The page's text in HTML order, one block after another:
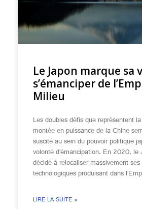
Le Japon marque sa
s’émanciper de
Milieu
Les doubles défis que représentent
montée en puissance de la Chine
suscité au sein du pouvoir politique
volonté d’émancipation. En 2020, le
décidé à relocaliser massivement
technologiques produisant dans
LIRE LA SUITE »